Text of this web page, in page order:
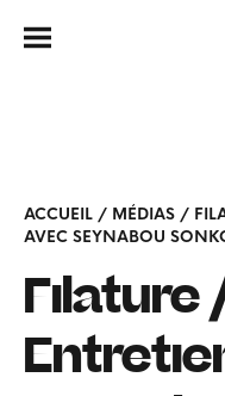
ACCUEIL / MÉDIAS /
AVEC SEYNABOU
Filature